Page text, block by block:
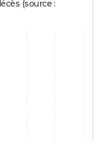
(source :